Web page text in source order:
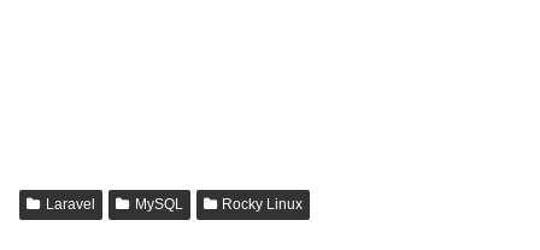
Laravel MySQL Rocky Linux